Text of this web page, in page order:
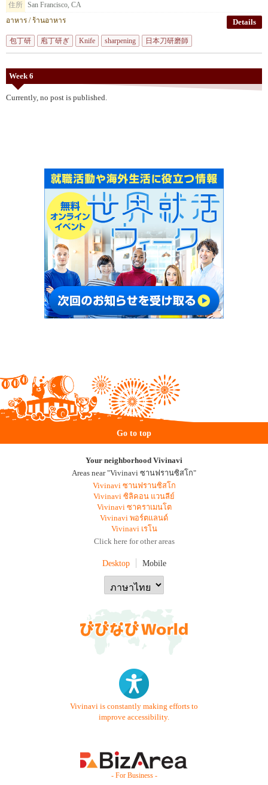
住所 San Francisco, CA
อาหาร / ร้านอาหาร
Details
包丁研 庖丁研ぎ Knife sharpening 日本刀研磨師
Week 6
Currently, no post is published.
Go to top
Your neighborhood Vivinavi
Areas near "Vivinavi ซานฟรานซิสโก"
Vivinavi ซานฟรานซิสโก
Vivinavi ซิลิคอน แวนลีย์
Vivinavi ซาคราเมนโต
Vivinavi พอร์ตแลนด์
Vivinavi เรโน
Click here for other areas
Desktop Mobile
Vivinavi is constantly making efforts to
improve accessibility.
- For Business -